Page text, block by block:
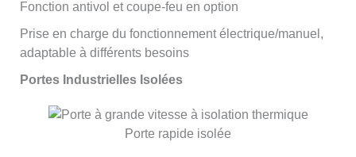
Fonction antivol et coupe-feu en option
Prise en charge du fonctionnement électrique/manuel,
adaptable à différents besoins
Portes Industrielles Isolées
Porte rapide isolée